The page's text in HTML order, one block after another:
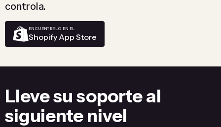
controla.
ENCUÉNTRELO EN EL
Shopify App Store
Lleve su soporte al
siguiente nivel